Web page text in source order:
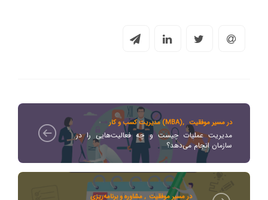
مدیریت کسب و کار (MBA), در مسیر موفقیت
مدیریت عملیات چیست و چه فعالیت‌هایی را در
سازمان انجام می‌دهد؟
در مسیر موفقیت ,مشاوره و برنامه‌ریزی